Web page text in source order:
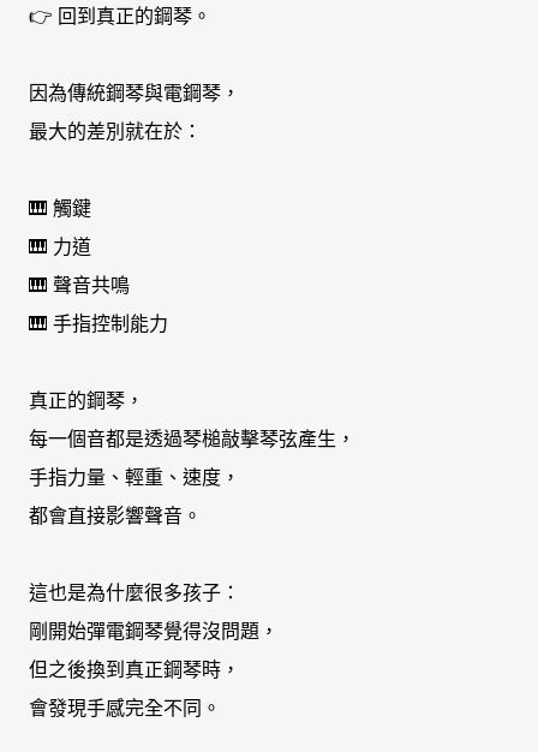
👉 回到真正的鋼琴。
因為傳統鋼琴與電鋼琴，
最大的差別就在於：
🎹 觸鍵
🎹 力道
🎹 聲音共鳴
🎹 手指控制能力
真正的鋼琴，
每一個音都是透過琴槌敲擊琴弦產生，
手指力量、輕重、速度，
都會直接影響聲音。
這也是為什麼很多孩子：
剛開始彈電鋼琴覺得沒問題，
但之後換到真正鋼琴時，
會發現手感完全不同。